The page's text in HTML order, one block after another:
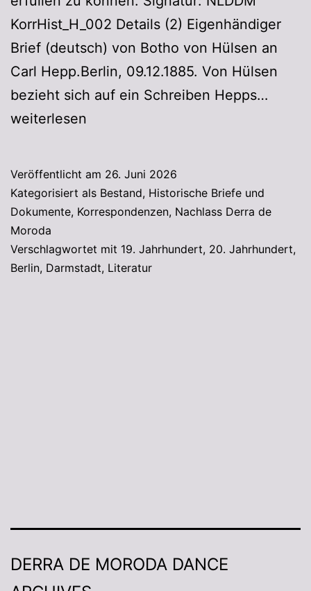
KorrHist_H_002 Details (2) Eigenhändiger
Brief (deutsch) von Botho von Hülsen an
Carl Hepp.Berlin, 09.12.1885. Von Hülsen
bezieht sich auf ein Schreiben Hepps…
weiterlesen
Veröffentlicht am 26. Juni 2026
Kategorisiert als Bestand, Historische Briefe und
Dokumente, Korrespondenzen, Nachlass Derra de
Moroda
Verschlagwortet mit 19. Jahrhundert, 20. Jahrhundert,
Berlin, Darmstadt, Literatur
DERRA DE MORODA DANCE